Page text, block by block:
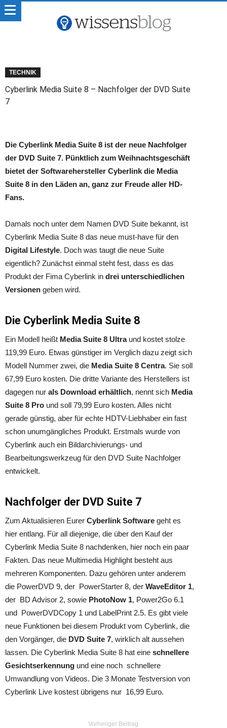
TECHNIK
Cyberlink Media Suite 8 – Nachfolger der DVD Suite
7
Die Cyberlink Media Suite 8 ist der neue Nachfolger
der DVD Suite 7. Pünktlich zum Weihnachtsgeschäft
bietet der Softwarehersteller Cyberlink die Media
Suite 8 in den Läden an, ganz zur Freude aller HD-
Fans.
Damals noch unter dem Namen DVD Suite bekannt, ist
Cyberlink Media Suite 8 das neue must-have für den
Digital Lifestyle. Doch was taugt die neue Suite
eigentlich? Zunächst einmal steht fest, dass es das
Produkt der Fima Cyberlink in drei unterschiedlichen
Versionen geben wird.
Die Cyberlink Media Suite 8
Ein Modell heißt Media Suite 8 Ultraund kostet stolze
119,99 Euro. Etwas günstiger im Verglich dazu zeigt sich
Modell Nummer zwei, die Media Suite 8 Centra. Sie soll
67,99 Euro kosten. Die dritte Variante des Herstellers ist
dagegen nur als Download erhältlich, nennt sich Media
Suite 8 Pro und soll 79,99 Euro kosten. Alles nicht
gerade günstig, aber für echte HDTV-Liebhaber ein fast
schon unumgängliches Produkt. Erstmals wurde von
Cyberlink auch ein Bildarchivierungs- und
Bearbeitungswerkzeug für den DVD Suite Nachfolger
entwickelt.
Nachfolger der DVD Suite 7
Zum Aktualisieren Eurer Cyberlink Software geht es
hier entlang. Für all diejenige, die über den Kauf der
Cyberlink Media Suite 8 nachdenken, hier noch ein paar
Fakten. Das neue Multimedia Highlight besteht aus
mehreren Komponenten. Dazu gehören unter anderem
die PowerDVD 9, der PowerStarter 8, der WaveEditor 1,
der BD Advisor 2, sowie PhotoNow 1, Power2Go 6.1
und PowerDVDCopy 1 und LabelPrint 2.5. Es gibt viele
neue Funktionen bei diesem Produkt vom Cyberlink, die
den Vorgänger, die DVD Suite 7, wirklich alt aussehen
lassen. Die Cyberlink Media Suite 8 hat eine schnellere
Gesichtserkennung und eine noch schnellere
Umwandlung von Videos. Die 3 Monate Testversion von
Cyberlink Live kostest übrigens nur 16,99 Euro.
Vorheriger Beitrag